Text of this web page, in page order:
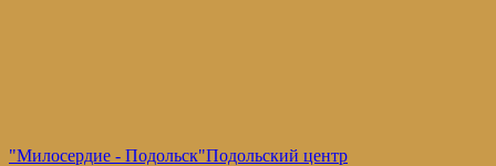
"Милосердие - Подольск"Подольский центр